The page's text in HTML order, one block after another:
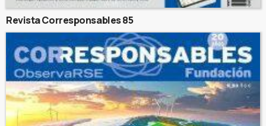
Revista Corresponsables 85